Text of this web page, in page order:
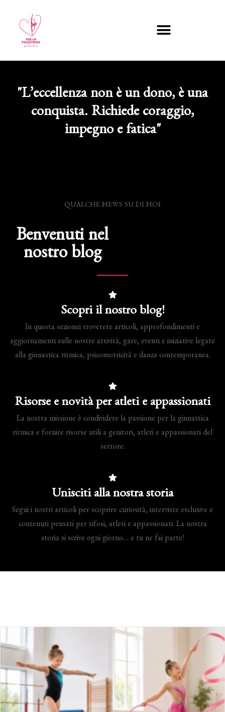
"L’eccellenza non è un dono, è una
conquista. Richiede coraggio,
impegno e fatica"
QUALCHE NEWS SU DI NOI
Benvenuti nel
nostro blog
Scopri il nostro blog!
In questa sezionei troverete articoli, approfondimenti e
aggiornamenti sulle nostre attività, gare, eventi e iniziative legate
alla ginnastica ritmica, psicomotricità e danza contemporanea.
Risorse e novità per atleti e appassionati
La nostra missione è condividere la passione per la ginnastica
ritmica e fornire risorse utili a genitori, atleti e appassionati del
settore.
Unisciti alla nostra storia
Segui i nostri articoli per scoprire curiosità, interviste esclusive e
contenuti pensati per tifosi, atleti e appassionati. La nostra
storia si scrive ogni giorno… e tu ne fai parte!